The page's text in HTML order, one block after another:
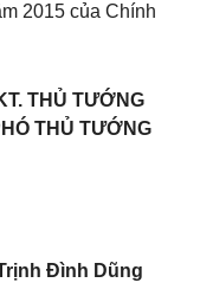
2015 của Chính
THỦ TƯỚNG
THỦ TƯỚNG
Đình Dũng